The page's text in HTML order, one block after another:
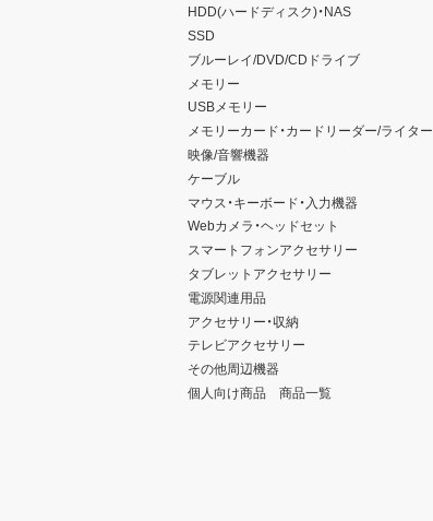
HDD(ハードディスク)・NAS
SSD
ブルーレイ/DVD/CDドライブ
メモリー
USBメモリー
メモリーカード・カードリーダー/ライター
映像/音響機器
ケーブル
マウス・キーボード・入力機器
Webカメラ・ヘッドセット
スマートフォンアクセサリー
タブレットアクセサリー
電源関連用品
アクセサリー・収納
テレビアクセサリー
その他周辺機器
個人向け商品 商品一覧